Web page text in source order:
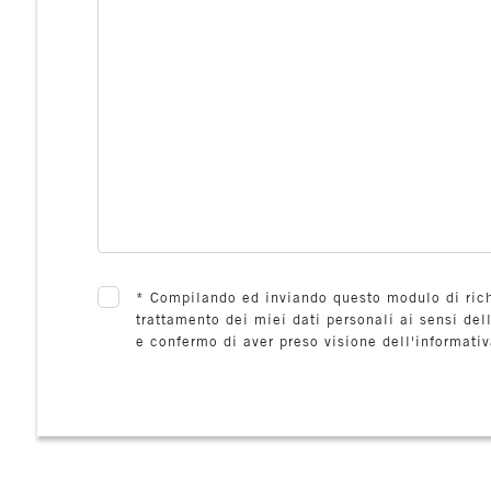
* Compilando ed inviando questo modulo di
trattamento dei miei dati personali ai sensi
e confermo di aver preso visione
Nuova costruzione